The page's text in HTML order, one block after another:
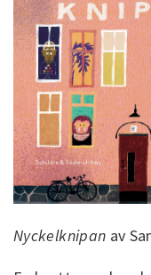
Nyckelknipan av